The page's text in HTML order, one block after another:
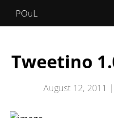
POuL
Home
Tweetino
August 12, 2011 |